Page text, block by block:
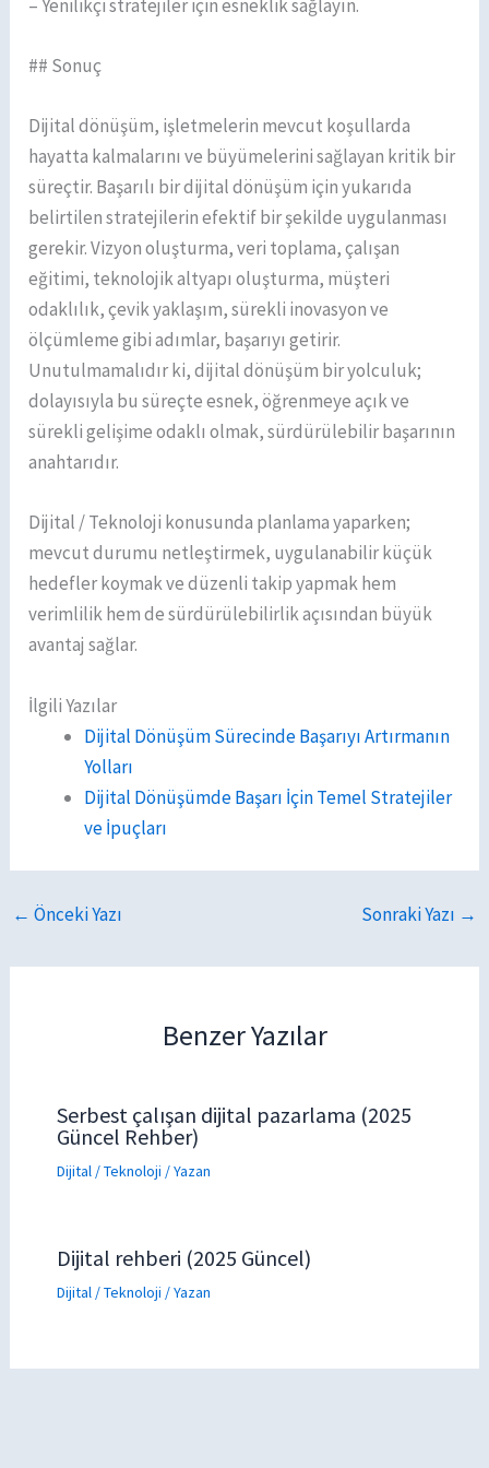
– Yenilikçi stratejiler için esneklik sağlayın.
## Sonuç
Dijital dönüşüm, işletmelerin mevcut koşullarda
hayatta kalmalarını ve büyümelerini sağlayan kritik bir
süreçtir. Başarılı bir dijital dönüşüm için yukarıda
belirtilen stratejilerin efektif bir şekilde uygulanması
gerekir. Vizyon oluşturma, veri toplama, çalışan
eğitimi, teknolojik altyapı oluşturma, müşteri
odaklılık, çevik yaklaşım, sürekli inovasyon ve
ölçümleme gibi adımlar, başarıyı getirir.
Unutulmamalıdır ki, dijital dönüşüm bir yolculuk;
dolayısıyla bu süreçte esnek, öğrenmeye açık ve
sürekli gelişime odaklı olmak, sürdürülebilir başarının
anahtarıdır.
Dijital / Teknoloji konusunda planlama yaparken;
mevcut durumu netleştirmek, uygulanabilir küçük
hedefler koymak ve düzenli takip yapmak hem
verimlilik hem de sürdürülebilirlik açısından büyük
avantaj sağlar.
İlgili Yazılar
Dijital Dönüşüm Sürecinde Başarıyı Artırmanın
Yolları
Dijital Dönüşümde Başarı İçin Temel Stratejiler
ve İpuçları
← Önceki Yazı Sonraki Yazı →
Benzer Yazılar
Serbest çalışan dijital pazarlama (2025
Güncel Rehber)
Dijital / Teknoloji / Yazan
Dijital rehberi (2025 Güncel)
Dijital / Teknoloji / Yazan